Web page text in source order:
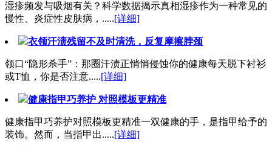
湿疹频发与吸烟有关？科学数据揭示真相湿疹作为一种常见的
慢性、炎症性皮肤病，.....[详细]
衣领汗渍残留不及时清洗，反复摩擦脖颈
领口“隐形杀手”：那圈汗渍正悄悄侵蚀你的健康每天脱下衬衫
或T恤，你是否注意.....[详细]
健康指甲巧养护 对照模板更精准
健康指甲巧养护对照模板更精准一双健康的手，是指甲给予的
装饰。然而，当指甲出.....[详细]